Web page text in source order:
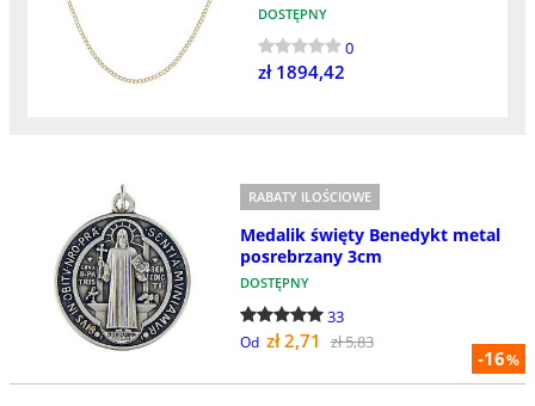
DOSTĘPNY
0
zł 1894,42
-16%
RABATY ILOŚCIOWE
Medalik święty Benedykt metal
posrebrzany 3cm
DOSTĘPNY
33
Od zł 2,71 zł 5,83